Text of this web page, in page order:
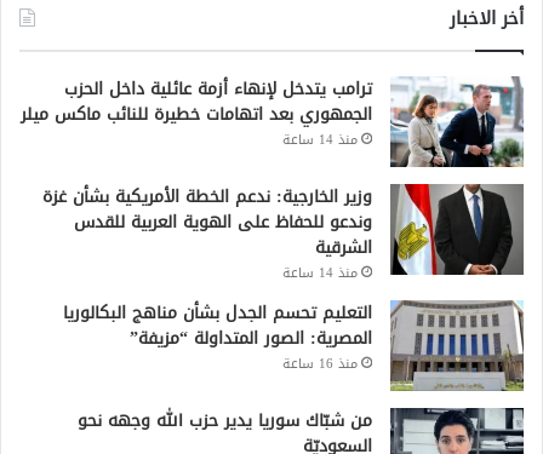
أخر الاخبار
ترامب يتدخل لإنهاء أزمة عائلية داخل الحزب
الجمهوري بعد اتهامات خطيرة للنائب ماكس ميلر
منذ 14 ساعة
وزير الخارجية: ندعم الخطة الأمريكية بشأن غزة
وندعو للحفاظ على الهوية العربية للقدس
الشرقية
منذ 14 ساعة
التعليم تحسم الجدل بشأن مناهج البكالوريا
المصرية: الصور المتداولة “مزيفة”
منذ 16 ساعة
من شبّاك سوريا يدير حزب الله وجهه نحو
السعوديّة